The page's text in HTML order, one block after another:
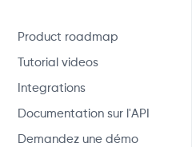
Product roadmap
Tutorial videos
Integrations
Documentation sur l'API
Demandez une démo